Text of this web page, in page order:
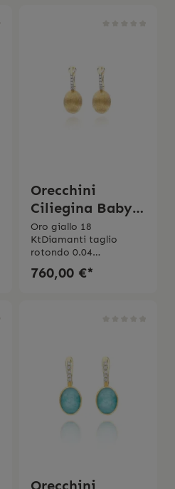
Orecchini
Ciliegina Baby
Nanis
Oro giallo 18
KtDiamanti taglio
rotondo 0.04
ct Purezza VSColore
GMade in Italy
760,00 €*
Orecchini